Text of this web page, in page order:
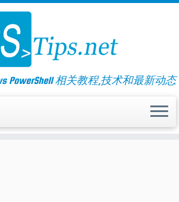
PowerShell 相关教程,技术和最新动态